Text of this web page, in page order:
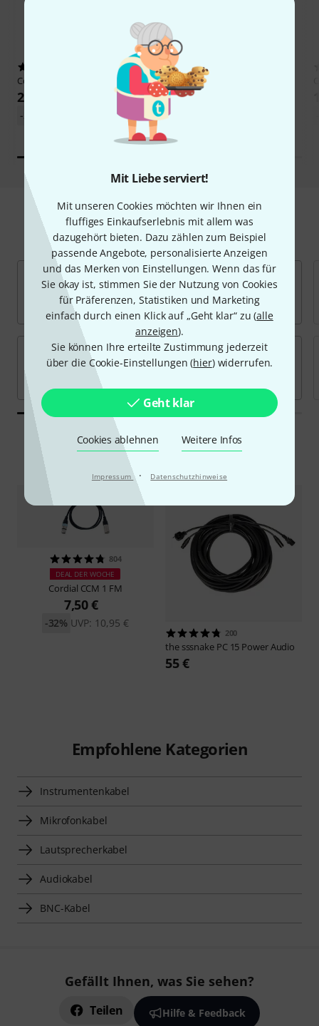
Mit Liebe serviert!
Mit unseren Cookies möchten wir Ihnen ein
fluffiges Einkaufserlebnis mit allem was
dazugehört bieten. Dazu zählen zum Beispiel
passende Angebote, personalisierte Anzeigen
und das Merken von Einstellungen. Wenn das für
Sie okay ist, stimmen Sie der Nutzung von Cookies
für Präferenzen, Statistiken und Marketing
einfach durch einen Klick auf „Geht klar“ zu (alle
anzeigen).
Sie können Ihre erteilte Zustimmung jederzeit
über die Cookie-Einstellungen (hier) widerrufen.
Geht klar
Cookies ablehnen Weitere Infos
Impressum · Datenschutzhinweise
Cordial CSM 2,5 FM GOLD 250
23,50 €
-27%
CordialCTM 1,5 FM-BK
15,50 €
-27%
Mikrofonkabel finden
Angebote
804
DEAL DER WOCHE
Cordial CCM 1 FM
7,50 €
UVP: 10,95 €
-32%
200
the sssnake PC 15 Power Audio
55 €
Empfohlene Kategorien
Instrumentenkabel
Mikrofonkabel
Lautsprecherkabel
Audiokabel
BNC-Kabel
Gefällt Ihnen, was Sie sehen?
Teilen Hilfe & Feedback